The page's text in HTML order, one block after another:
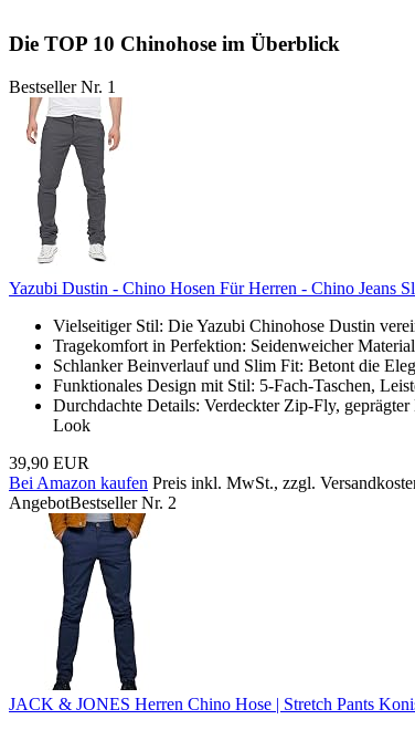
Die TOP 10 Chinohose im Überblick
Bestseller Nr. 1
Yazubi Dustin - Chino Hosen Für Herren - Chino Jeans
Vielseitiger Stil: Die Yazubi Chinohose Dustin
Tragekomfort in Perfektion: Seidenweicher
Schlanker Beinverlauf und Slim Fit: Betont die
Funktionales Design mit Stil: 5-Fach-Taschen,
Durchdachte Details: Verdeckter Zip-Fly,
Look
39,90 EUR
Bei Amazon kaufen Preis inkl. MwSt., zzgl.
AngebotBestseller Nr. 2
JACK & JONES Herren Chino Hose | Stretch Pants